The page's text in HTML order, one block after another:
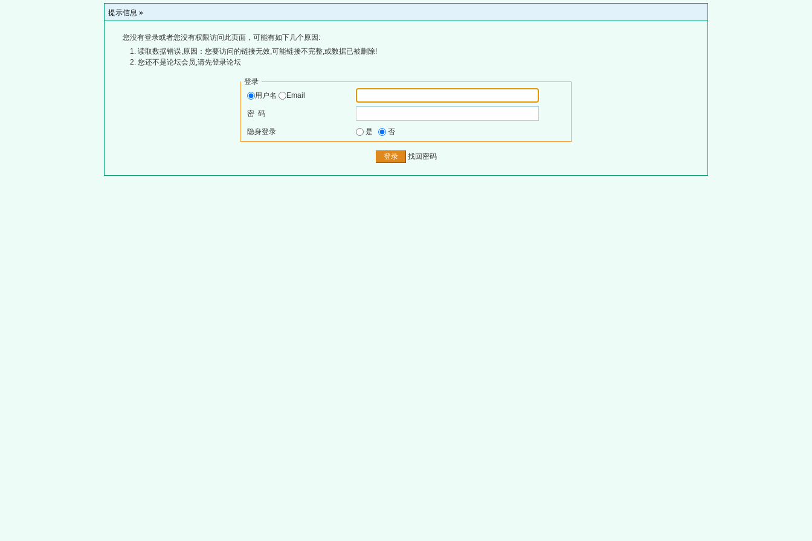
提示信息 »
您没有登录或者您没有权限访问此页面，可能有如下几个原因:
读取数据错误,原因：您要访问的链接无效,可能链接不完整,或数据已被删除!
您还不是论坛会员,请先登录论坛
登录
用户名
Email
密 码
隐身登录 是 否
找回密码